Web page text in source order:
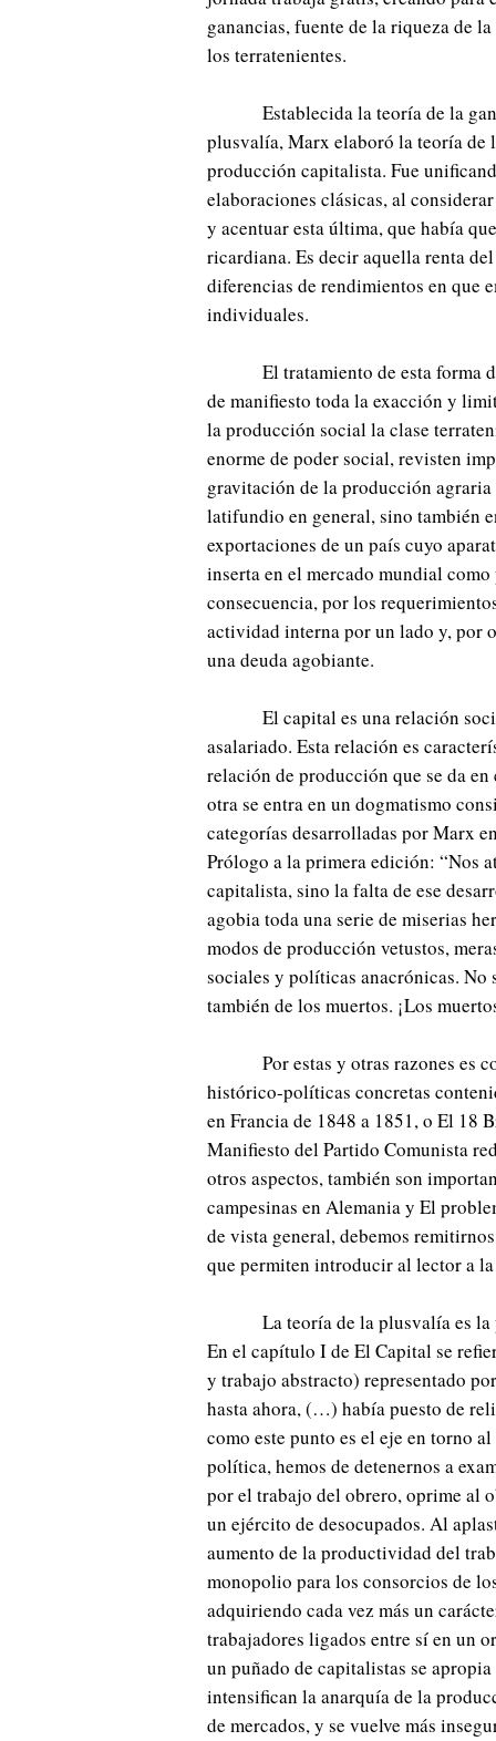
ganancias, fuente de la riqueza de
los terratenientes.
Establecida la teoría de la
plusvalía, Marx elaboró la teoría de
producción capitalista. Fue
elaboraciones clásicas, al
y acentuar esta última, que había
ricardiana. Es decir aquella renta
diferencias de rendimientos en que
individuales.
El tratamiento de esta forma
de manifiesto toda la exacción y
la producción social la clase
enorme de poder social, revisten
gravitación de la producción
latifundio en general, sino también
exportaciones de un país cuyo
inserta en el mercado mundial
consecuencia, por los
actividad interna por un lado y, por
una deuda agobiante.
El capital es una relación
asalariado. Esta relación es
relación de producción que se da
otra se entra en un dogmatismo
categorías desarrolladas por Marx
Prólogo a la primera edición: “Nos
capitalista, sino la falta de ese
agobia toda una serie de miserias
modos de producción vetustos,
sociales y políticas anacrónicas. No
también de los muertos. ¡Los
Por estas y otras razones es
histórico-políticas concretas
en Francia de 1848 a 1851, o El 18
Manifiesto del Partido Comunista
otros aspectos, también son
campesinas en Alemania y El
de vista general, debemos
que permiten introducir al lector a
La teoría de la plusvalía es
En el capítulo I de El Capital se
y trabajo abstracto) representado
hasta ahora, (…) había puesto de
como este punto es el eje en torno
política, hemos de detenernos a
por el trabajo del obrero, oprime al
un ejército de desocupados. Al
aumento de la productividad del
monopolio para los consorcios de
adquiriendo cada vez más un
trabajadores ligados entre sí en un
un puñado de capitalistas se
intensifican la anarquía de la
de mercados, y se vuelve más